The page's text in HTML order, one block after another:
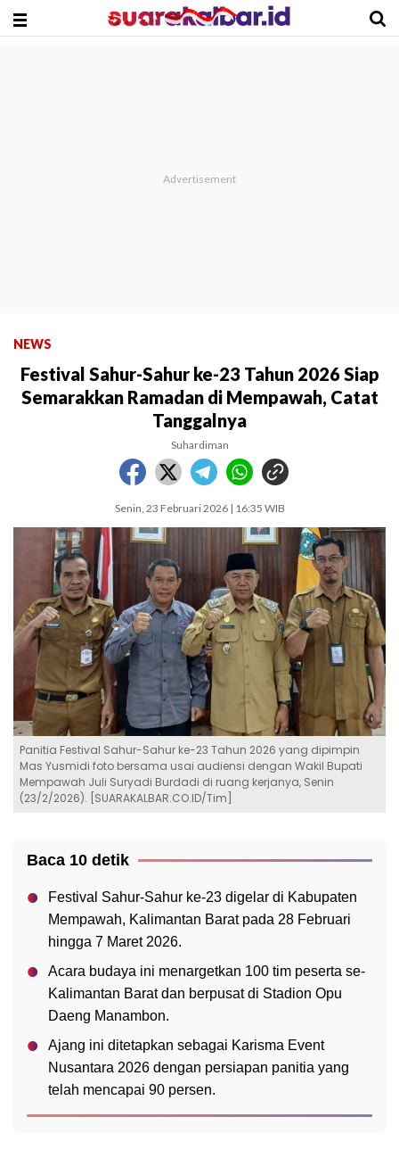
NEWS
Festival Sahur-Sahur ke-23 Tahun 2026 Siap
Semarakkan Ramadan di Mempawah, Catat
Tanggalnya
Suhardiman
Senin, 23 Februari 2026 | 16:35 WIB
Panitia Festival Sahur-Sahur ke-23 Tahun 2026 yang dipimpin
Mas Yusmidi foto bersama usai audiensi dengan Wakil Bupati
Mempawah Juli Suryadi Burdadi di ruang kerjanya, Senin
(23/2/2026). [SUARAKALBAR.CO.ID/Tim]
Baca 10 detik
Festival Sahur-Sahur ke-23 digelar di Kabupaten
Mempawah, Kalimantan Barat pada 28 Februari
hingga 7 Maret 2026.
Acara budaya ini menargetkan 100 tim peserta se-
Kalimantan Barat dan berpusat di Stadion Opu
Daeng Manambon.
Ajang ini ditetapkan sebagai Karisma Event
Nusantara 2026 dengan persiapan panitia yang
telah mencapai 90 persen.